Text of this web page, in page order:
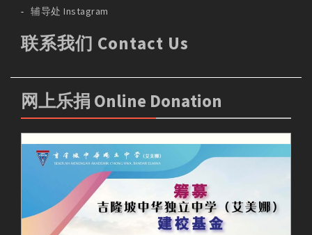
辅导处 Instagram
联系我们 Contact Us
网上乐捐 Online Donation